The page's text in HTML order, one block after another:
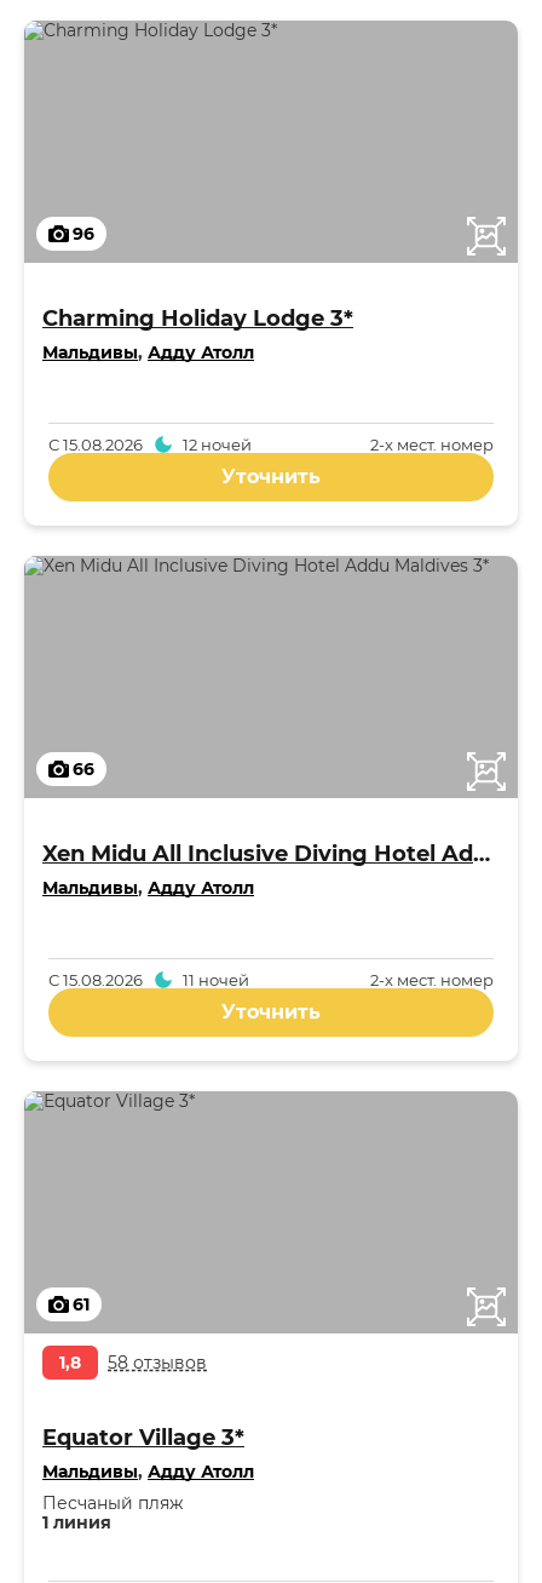
96
Charming Holiday Lodge 3*
Мальдивы, Адду Атолл
2-x мест. номер
С15.08.2026 12 ночей
Уточнить
66
Xen Midu All Inclusive Diving Hotel Addu Maldives 3*
Мальдивы, Адду Атолл
2-x мест. номер
С15.08.2026 11 ночей
Уточнить
61
1,8 58 отзывов
Equator Village 3*
Мальдивы, Адду Атолл
1 линия
Песчаный пляж